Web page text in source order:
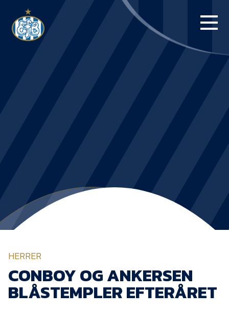
BLUE WATER
NYHEDER
HERRER
CONBOY OG ANKERSEN
BLÅSTEMPLER EFTERÅRET